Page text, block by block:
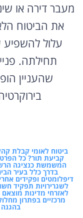
מעבר דירה או
את הביטוח
עלול
תחילתה.
שהעניין
ביטוח לאומי קבלת קהל
קביעת תור? כל
המשמשת כנציגה
בדרך כלל בעיר
דיפלומטים ופקידים
לשגרירויות תפקיד
לאזרחי מדינות
מרכזיים בפתרון
בהגנה